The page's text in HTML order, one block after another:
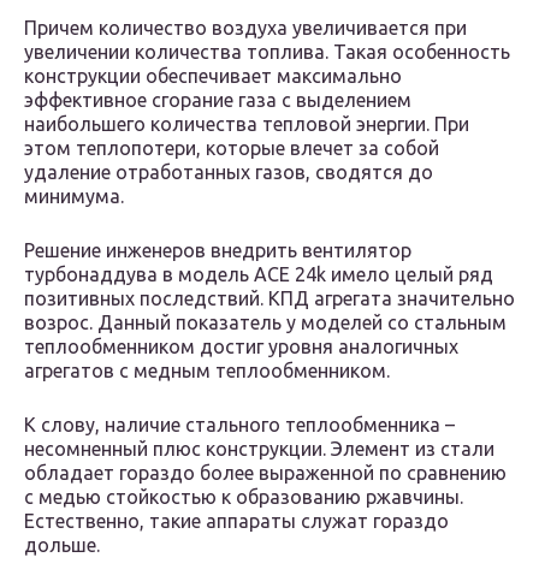
Причем количество воздуха увеличивается при
увеличении количества топлива. Такая особенность
конструкции обеспечивает максимально
эффективное сгорание газа с выделением
наибольшего количества тепловой энергии. При
этом теплопотери, которые влечет за собой
удаление отработанных газов, сводятся до
минимума.
Решение инженеров внедрить вентилятор
турбонаддува в модель ACE 24k имело целый ряд
позитивных последствий. КПД агрегата значительно
возрос. Данный показатель у моделей со стальным
теплообменником достиг уровня аналогичных
агрегатов с медным теплообменником.
К слову, наличие стального теплообменника –
несомненный плюс конструкции. Элемент из стали
обладает гораздо более выраженной по сравнению
с медью стойкостью к образованию ржавчины.
Естественно, такие аппараты служат гораздо
дольше.